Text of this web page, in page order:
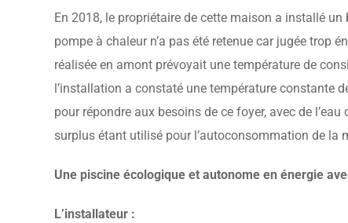
En 2018, le propriétaire de cette maison a installé
pompe à chaleur n’a pas été retenue car jugée trop
réalisée en amont prévoyait une température de
l’installation a constaté une température constante
pour répondre aux besoins de ce foyer, avec de
surplus étant utilisé pour l’autoconsommation de la
Une piscine écologique et autonome en énergie
L’installateur :